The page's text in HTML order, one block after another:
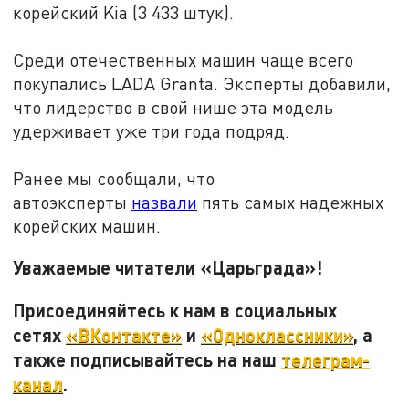
корейский Kia (3 433 штук).
Среди отечественных машин чаще всего
покупались LADA Granta. Эксперты добавили,
что лидерство в свой нише эта модель
удерживает уже три года подряд.
Ранее мы сообщали, что
автоэксперты назвали пять самых надежных
корейских машин.
Уважаемые читатели «Царьграда»!
Присоединяйтесь к нам в социальных
сетях «ВКонтакте» и «Одноклассники», а
также подписывайтесь на наш телеграм-
канал.